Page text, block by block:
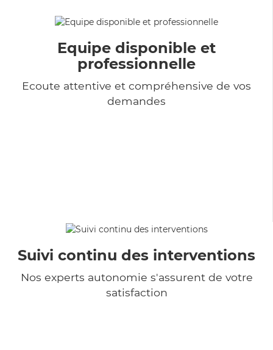
Equipe disponible et
professionnelle
Ecoute attentive et compréhensive de vos
demandes
Suivi continu des interventions
Nos experts autonomie s'assurent de votre
satisfaction